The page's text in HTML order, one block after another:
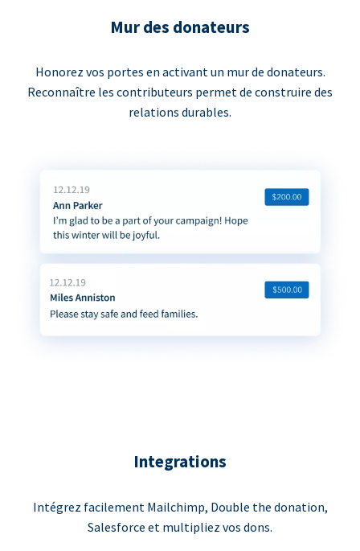
Mur des donateurs
Honorez vos portes en activant un mur de donateurs.
Reconnaître les contributeurs permet de construire des
relations durables.
Integrations
Intégrez facilement Mailchimp, Double the donation,
Salesforce et multipliez vos dons.